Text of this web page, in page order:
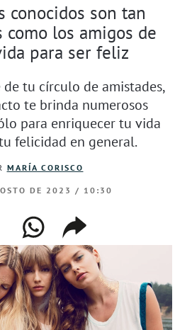
conocidos son tan
los amigos de
para ser feliz
tu círculo de amistades,
te brinda numerosos
para enriquecer tu vida
felicidad en general.
MARÍA CORISCO
DE 2023 / 10:30
whatsappcompartir
enlace